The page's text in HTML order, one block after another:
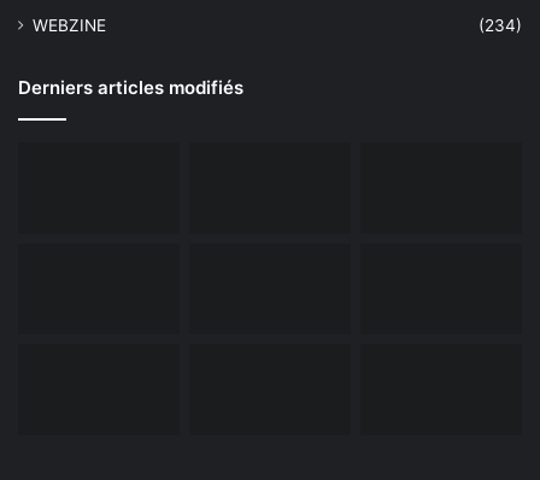
WEBZINE
(234)
Derniers articles modifiés